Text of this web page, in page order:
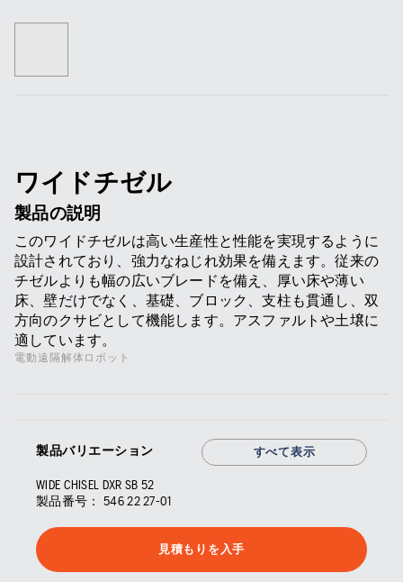
ワイドチゼル
製品の説明
このワイドチゼルは高い生産性と性能を実現するように
設計されており、強力なねじれ効果を備えます。従来の
チゼルよりも幅の広いブレードを備え、厚い床や薄い
床、壁だけでなく、基礎、ブロック、支柱も貫通し、双
方向のクサビとして機能します。アスファルトや土壌に
適しています。
電動遠隔解体ロボット
製品バリエーション すべて表示
WIDE CHISEL DXR SB 52
製品番号：
546 22 27‑01
見積もりを入手